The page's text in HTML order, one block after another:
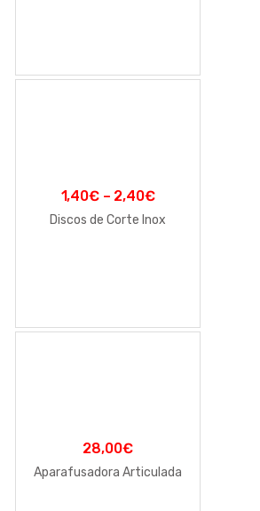
1,40€– 2,40€
Discos de Corte Inox
28,00€
Aparafusadora Articulada